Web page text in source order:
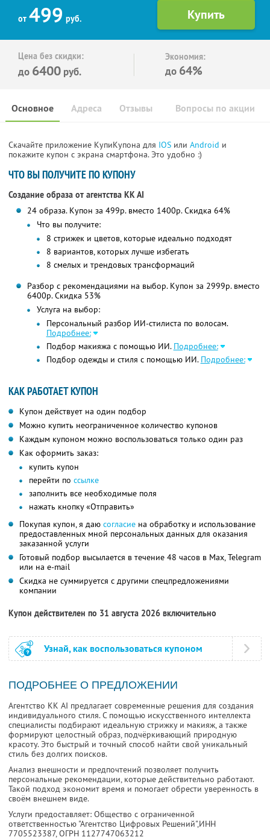
от 499 руб.
Цена без скидки:
до 6400 руб.
Экономия:
до 64%
Основное Отзывы Вопросы по акции
Адреса
Скачайте приложение КупиКупона для IOS или Android и
покажите купон с экрана смартфона. Это удобно :)
ЧТО ВЫ ПОЛУЧИТЕ ПО КУПОНУ
Создание образа от агентства KK AI
24 образа. Купон за 499р. вместо 1400р. Скидка 64%
Что вы получите:
8 стрижек и цветов, которые идеально подходят
8 вариантов, которых лучше избегать
8 смелых и трендовых трансформаций
Разбор с рекомендациями на выбор. Купон за 2999р. вместо
6400р. Скидка 53%
Услуга на выбор:
Персональный разбор ИИ-стилиста по волосам.
Подробнее:
Подбор макияжа с помощью ИИ. Подробнее:
Подбор одежды и стиля с помощью ИИ. Подробнее:
КАК РАБОТАЕТ КУПОН
Купон действует на один подбор
Можно купить неограниченное количество купонов
Каждым купоном можно воспользоваться только один раз
Как оформить заказ:
купить купон
перейти по ссылке
заполнить все необходимые поля
нажать кнопку «Отправить»
Покупая купон, я даю согласие на обработку и использование
предоставленных мной персональных данных для оказания
заказанной услуги
Готовый подбор высылается в течение 48 часов в Max, Telegram
или на e-mail
Скидка не суммируется с другими спецпредложениями
компании
Купон действителен по 31 августа 2026 включительно
Узнай, как воспользоваться купоном
ПОДРОБНЕЕ О ПРЕДЛОЖЕНИИ
Агентство KK AI предлагает современные решения для создания
индивидуального стиля. С помощью искусственного интеллекта
специалисты подбирают идеальную стрижку и макияж, а также
формируют целостный образ, подчёркивающий природную
красоту. Это быстрый и точный способ найти свой уникальный
стиль без долгих поисков.
Анализ внешности и предпочтений позволяет получить
персональные рекомендации, которые действительно работают.
Такой подход экономит время и помогает обрести уверенность в
своём внешнем виде.
Услуги предоставляет: Общество с ограниченной
ответственностью "Агентство Цифровых Решений",ИНН
7705523387, ОГРН 1127747063212